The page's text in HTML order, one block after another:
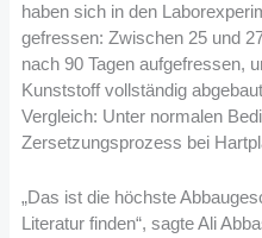
haben sich in den
gefressen: Zwischen 25 und
nach 90 Tagen aufgefressen,
Kunststoff vollständig
Vergleich: Unter normalen
Zersetzungsprozess bei
„Das ist die höchste
Literatur finden“, sagte Ali